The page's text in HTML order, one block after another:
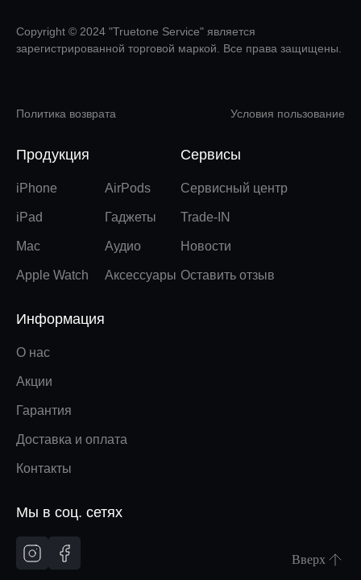
Copyright © 2024 "Truetone Service" является
зарегистрированной торговой маркой. Все права защищены.
Политика возврата Условия пользование
Продукция
iPhone
iPad
Mac
Apple Watch
AirPods
Гаджеты
Аудио
Аксессуары
Сервисы
Сервисный центр
Trade-IN
Новости
Оставить отзыв
Информация
О нас
Акции
Гарантия
Доставка и оплата
Контакты
Мы в соц. сетях
Вверх